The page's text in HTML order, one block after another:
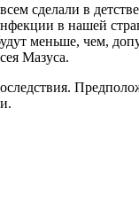
сделали в
в нашей
меньше, чем,
Мазуса.